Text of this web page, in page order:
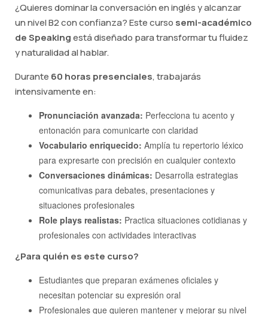
¿Quieres dominar la conversación en inglés y alcanzar
un nivel B2 con confianza? Este curso semi-académico
de Speakingestá diseñado para transformar tu fluidez
y naturalidad al hablar.
Durante 60 horas presenciales, trabajarás
intensivamente en:
Pronunciación avanzada: Perfecciona tu acento y
entonación para comunicarte con claridad
Vocabulario enriquecido: Amplía tu repertorio léxico
para expresarte con precisión en cualquier contexto
Conversaciones dinámicas: Desarrolla estrategias
comunicativas para debates, presentaciones y
situaciones profesionales
Role plays realistas: Practica situaciones cotidianas y
profesionales con actividades interactivas
¿Para quién es este curso?
Estudiantes que preparan exámenes oficiales y
necesitan potenciar su expresión oral
Profesionales que quieren mantener y mejorar su nivel